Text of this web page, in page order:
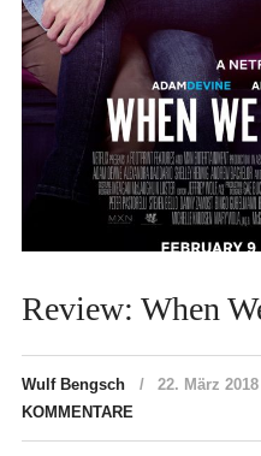
Review: When
Wulf Bengsch 22. März 2018
KOMMENTARE